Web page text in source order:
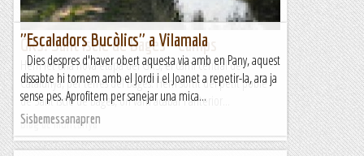
GR3: Sant Iscle de Bages - Camps
Hem fet una nova etapa del GR3, el camí central de
Catalunya, per terres del Bages. Hem sortit del petit poble
de Sant Iscle de Bages, on vam acabar l'anterior...
Blog de muntanya
"Escaladors Bucòlics" a Vilamala
Dies despres d'haver obert aquesta via amb en Pany, aquest
dissabte hi tornem amb el Jordi i el Joanet a repetir-la, ara ja
sense pes. Aprofitem per sanejar una mica...
Sisbemessanapren